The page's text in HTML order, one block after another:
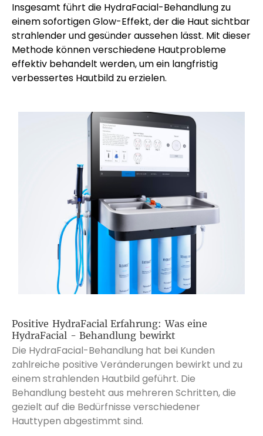
Insgesamt führt die HydraFacial-Behandlung zu
einem sofortigen Glow-Effekt, der die Haut sichtbar
strahlender und gesünder aussehen lässt. Mit dieser
Methode können verschiedene Hautprobleme
effektiv behandelt werden, um ein langfristig
verbessertes Hautbild zu erzielen.
Positive HydraFacial Erfahrung: Was eine
HydraFacial - Behandlung bewirkt
Die HydraFacial-Behandlung hat bei Kunden
zahlreiche positive Veränderungen bewirkt und zu
einem strahlenden Hautbild geführt. Die
Behandlung besteht aus mehreren Schritten, die
gezielt auf die Bedürfnisse verschiedener
Hauttypen abgestimmt sind.